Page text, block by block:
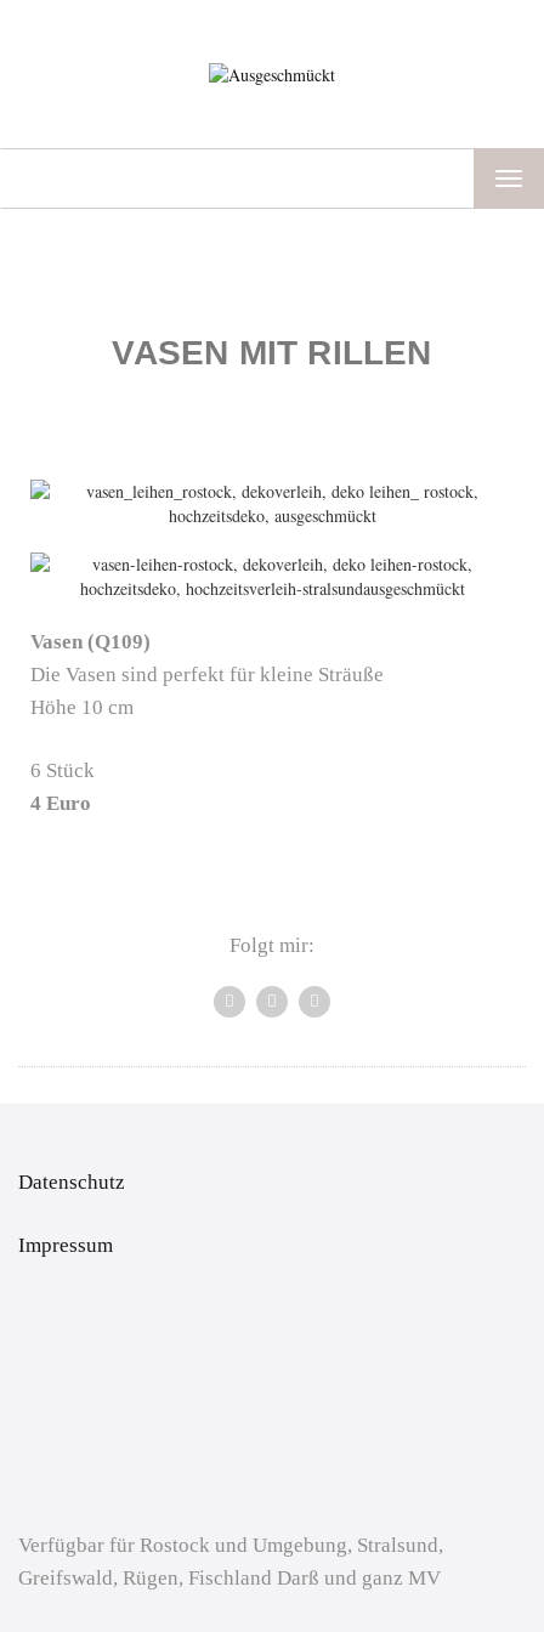
VASEN MIT RILLEN
Vasen (Q109)
Die Vasen sind perfekt für kleine Sträuße
Höhe 10 cm
6 Stück
4 Euro
Folgt mir:
Datenschutz
Impressum
Verfügbar für Rostock und Umgebung, Stralsund,
Greifswald, Rügen, Fischland Darß und ganz MV